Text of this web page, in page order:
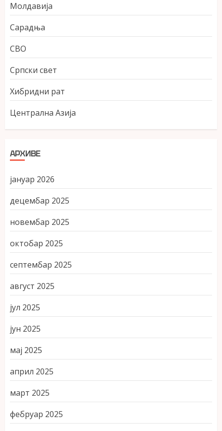
Молдавија
Сарадња
СВО
Српски свет
Хибридни рат
Централна Азија
АРХИВЕ
јануар 2026
децембар 2025
новембар 2025
октобар 2025
септембар 2025
август 2025
јул 2025
јун 2025
мај 2025
април 2025
март 2025
фебруар 2025